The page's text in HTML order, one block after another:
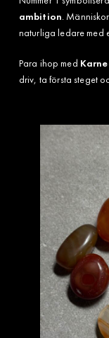
ambition.
naturliga ledare med
Para ihop med
driv, ta första steget